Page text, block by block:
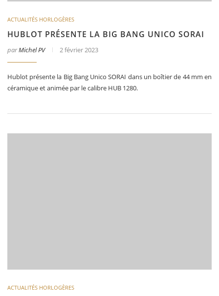
ACTUALITÉS HORLOGÈRES
HUBLOT PRÉSENTE LA BIG BANG UNICO SORAI
parMichel PV 2 février 2023
Hublot présente la Big Bang Unico SORAI dans un boîtier de 44 mm en
céramique et animée par le calibre HUB 1280.
ACTUALITÉS HORLOGÈRES